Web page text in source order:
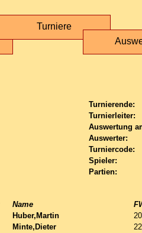
Turniere
Turnierende:
Turnierleiter:
Auswertung
Auswerter:
Turniercode:
Spieler:
Partien:
Name
Huber,Martin
Minte,Dieter